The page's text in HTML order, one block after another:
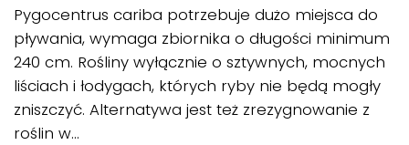
Pygocentrus cariba potrzebuje dużo miejsca do
pływania, wymaga zbiornika o długości minimum
240 cm. Rośliny wyłącznie o sztywnych, mocnych
liściach i łodygach, których ryby nie będą mogły
zniszczyć. Alternatywa jest też zrezygnowanie z
roślin w...